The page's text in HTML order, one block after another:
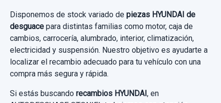
15,00 €
Sin IVA, gastos de envío no incluidos.
Consultar por whatsapp
Disponemos de stock variado de piezas HYUNDAI de
desguace para distintas familias como motor, caja de
cambios, carrocería, alumbrado, interior, climatización,
electricidad y suspensión. Nuestro objetivo es ayudarte a
localizar el recambio adecuado para tu vehículo con una
compra más segura y rápida.
Si estás buscando recambios HYUNDAI, en